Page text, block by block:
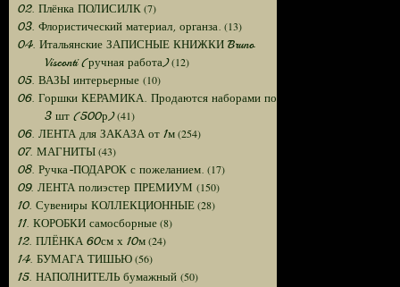
02. Плёнка ПОЛИСИЛК(7)
03. Флористический материал, органза. (13)
04. Итальянские ЗАПИСНЫЕ КНИЖКИ Bruno
Visconti (ручная работа)(12)
05. ВАЗЫ интерьерные (10)
06. Горшки КЕРАМИКА. Продаются наборами по
3 шт (500р)(41)
06. ЛЕНТА для ЗАКАЗА от 1м(254)
07. МАГНИТЫ(43)
08. Ручка-ПОДАРОК с пожеланием. (17)
09. ЛЕНТА полиэстер ПРЕМИУМ (150)
10. Сувениры КОЛЛЕКЦИОННЫЕ(28)
11. КОРОБКИ самосборные(8)
12. ПЛЁНКА 60см х 10м(24)
14. БУМАГА ТИШЬЮ(56)
15. НАПОЛНИТЕЛЬ бумажный (50)